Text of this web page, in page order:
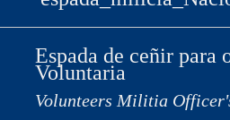
Espada de ceñir
Voluntaria
Volunteers Militia